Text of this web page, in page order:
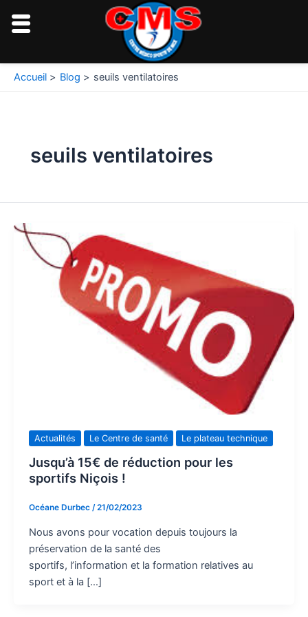
Accueil Blog seuils ventilatoires
seuils ventilatoires
Actualités Le Centre de santé Le plateau technique
Jusqu’à 15€ de réduction pour les
sportifs Niçois !
Océane Durbec /21/02/2023
Nous avons pour vocation depuis toujours la
préservation de la santé des
sportifs, l’information et la formation relatives au
sport et à la […]